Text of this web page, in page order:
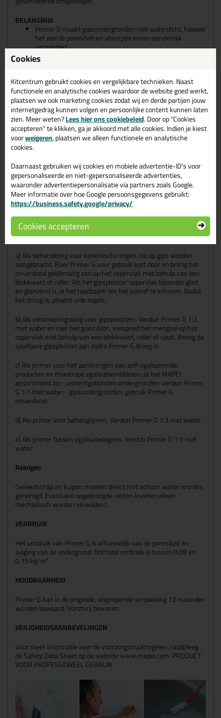
BELANGRIJK
Primer G maakt gipsondergronden niet waterdicht, hoewel
het wel de porositeit en absorptie ervan aanzienlijk
vermindert.
Niet aanbrengen op magnesium ondergronden.
Het gebruik van Primer G wordt afgeraden voor
met optrekkend vocht.
Breng Primer G niet in een zodanige hoeveelheid aan dat
het een oppervlaktefilm vormt; verdun het met water,
afhankelijk van de zuiging van de ondergrond.
AANBRENGEN
Voorbereiden van de ondergrond
De ondergrond moet droog en schoon zijn en vrij van olie, vet,
verfresten en andere loszittende materialen. Neem in alle
gevallen de voorschriften van de fabrikant van het gipspleister in
acht, met name wat betreft het vochtgehalte en oppervlakte
afwerking. Eventuele scheuren in betonoppervlakken moeten
worden gerepareerd met Eporip of Epojet. Anhydriet
oppervlakken moeten worden geschuurd.
Aanbrengen
a) Als behandeling voor keramische tegels die op gips worden
aangebracht. Roer Primer G voor gebruik kort door en breng het
onverdund gelijkmatig aan op het oppervlak met behulp van een
blokkwast of roller. Als het gipspleister oppervlak bijzonder glad
en glanzend is, is het raadzaam om het vooraf te schuren. Nadat
het droog is, plaatst u de tegels.
b) Als verankeringslaag voor gipspleisters. Verdun Primer G 1:2
met water en roer het goed door; verspreid het mengsel op het
oppervlak met behulp van een blokkwast, roller of spuit. Breng de
spuitbare gipspleister aan zodra Primer G droog is.
c) Als primer voor het aanbrengen van zelf-egaliserende
producten en thixotrope egalisatiemiddelen uit het MAPEI
assortiment op: · cementgebonden ondergronden: verdun Primer
G 1:1 met water; · gipsondergronden: gebruik Primer G
onverdund.
d) Als primer voor behanglijmen. Verdun Primer G 1:3 met water.
e) Als primer tussen egalisatielagens. Verdun Primer G 1:1 met
water.
Reinigen
Gereedschap en kuipen moeten direct met schoon water worden
gereinigd. Eventueel opgedroogde resten kunnen alleen
mechanisch worden verwijderd.
VERBRUIK
Het verbruik van Primer G is afhankelijk van de porositeit en
zuiging van de ondergrond. Normaal verbruik is tussen 0,08 en
0,15 kg/m².
HOUDBAARHEID
Primer G kan in de originele, ongeopende verpakking 12 maanden
worden bewaard. Vorstvrij bewaren.
VEILIGHEIDSAANBEVELINGEN
Voor meer informatie over de voorzorgsmaatregelen, raadpleeg
de Safety Data Sheet op de website www.mapei.com. PRODUCT
VOOR PROFESSIONEEL GEBRUIK.
Cookies
Kitcentrum gebruikt cookies en vergelijkbare technieken. Naast
functionele en analytische cookies waardoor de website goed werkt,
plaatsen we ook marketing cookies zodat wij en derde partijen jouw
internetgedrag kunnen volgen en persoonlijke content kunnen laten
zien. Meer weten?Lees hier ons cookiebeleid. Door op "Cookies
accepteren" te klikken, ga je akkoord met alle cookies. Indien je kiest
voorweigeren, plaatsen we alleen functionele en analytische
cookies.
Daarnaast gebruiken wij cookies en mobiele advertentie-ID’s voor
gepersonaliseerde en niet-gepersonaliseerde advertenties,
waaronder advertentiepersonalisatie via partners zoals Google.
Meer informatie over hoe Google persoonsgegevens gebruikt:
https://business.safety.google/privacy/
Cookies accepteren